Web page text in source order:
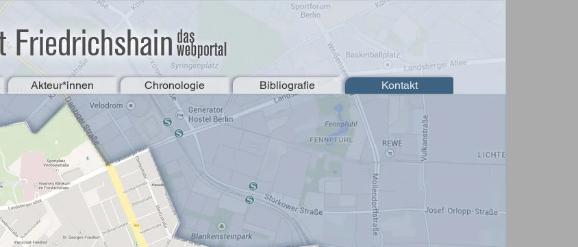
Akteur*innen Chronologie Bibliografie Kontakt